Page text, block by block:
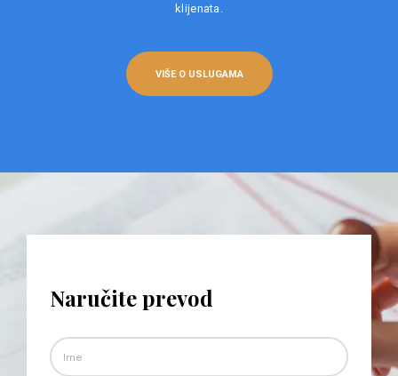
klijenata.
VIŠE O USLUGAMA
Naručite prevod